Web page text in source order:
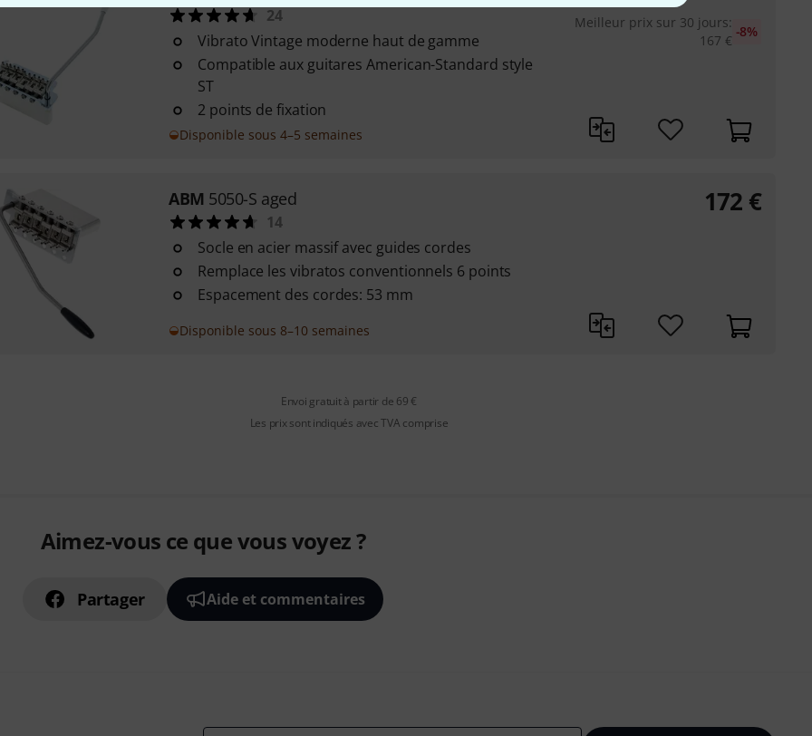
24
Vibrato Vintage moderne haut de gamme
Compatible aux guitares American-Standard style
ST
2 points de fixation
Disponible sous 4–5 semaines
Meilleur prix sur 30 jours:
167 €
-8%
ABM 5050-S aged
14
Socle en acier massif avec guides cordes
Remplace les vibratos conventionnels 6 points
Espacement des cordes: 53 mm
Disponible sous 8–10 semaines
172 €
Envoi gratuit à partir de 69 €
Les prix sont indiqués avec TVA comprise
Aimez-vous ce que vous voyez ?
Partager Aide et commentaires